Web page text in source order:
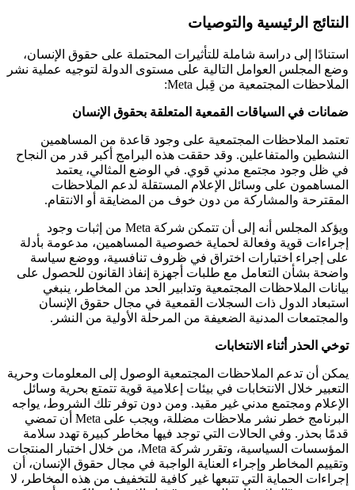
‏‫النتائج الرئيسية والتوصيات
استنادًا إلى دراسة شاملة للتأثيرات المحتملة على حقوق الإنسان،
وضع المجلس العوامل التالية على مستوى الدولة لتوجيه عملية نشر
ضمانات في السياقات القمعية المتعلقة بحقوق الإنسان
تعتمد الملاحظات المجتمعية على وجود قاعدة من المساهمين
النشطين والمتفاعلين. وقد حققت هذه البرامج أكبر قدر من النجاح
في ظل وجود مجتمع مدني قوي. في الوضع المثالي، يعتمد
المساهمون على وسائل الإعلام المستقلة لدعم الملاحظات
المقترحة والمشاركة من دون خوف من المضايقة أو الانتقام.
ويؤكد المجلس أنه إلى أن تتمكن شركة Meta من إثبات وجود
إجراءات قوية وفعالة لحماية خصوصية المساهمين، مدعومة بأدلة
على إجراء اختبارات اختراق في ظروف تنافسية، ووضع سياسة
واضحة بشأن التعامل مع طلبات أجهزة إنفاذ القانون للحصول على
بيانات الملاحظات المجتمعية وتدابير الحد من المخاطر، ينبغي
استبعاد الدول ذات السجلات القمعية في مجال حقوق الإنسان
والمجتمعات المدنية الضعيفة من المرحلة الأولية من النشر.
توخي الحذر أثناء الانتخابات
يمكن أن تدعم الملاحظات المجتمعية الوصول إلى المعلومات وحرية
التعبير خلال الانتخابات في بيئات إعلامية قوية تتمتع بحرية وسائل
الإعلام ومجتمع مدني غير مقيد. ومن دون توفر تلك الشروط، يواجه
البرنامج خطر نشر ملاحظات مضللة، ويجب على Meta أن تمضي
قدمًا بحذر. وفي الحالات التي توجد فيها مخاطر كبيرة تهدد سلامة
المؤسسات السياسية، وتقرر شركة Meta، من خلال اختبار المنتجات
وتقييم المخاطر وإجراء العناية الواجبة في مجال حقوق الإنسان، أن
إجراءات الحماية التي تتبعها غير كافية للتخفيف من هذه المخاطر، لا